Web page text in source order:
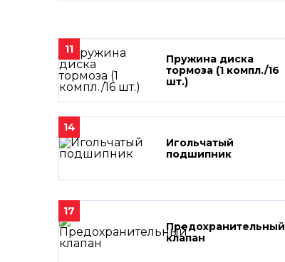
11
Пружина диска
тормоза (1 компл./16
шт.)
14
Игольчатый
подшипник
17
Предохранительный
клапан